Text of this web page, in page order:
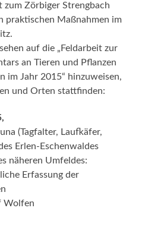
Zörbiger Strengbach
praktischen Maßnahmen im
auf die „Feldarbeit zur
an Tieren und Pflanzen
im Jahr 2015“ hinzuweisen,
und Orten stattfinden:
(Tagfalter, Laufkäfer,
Erlen-Eschenwaldes
näheren Umfeldes:
Erfassung der
Wolfen